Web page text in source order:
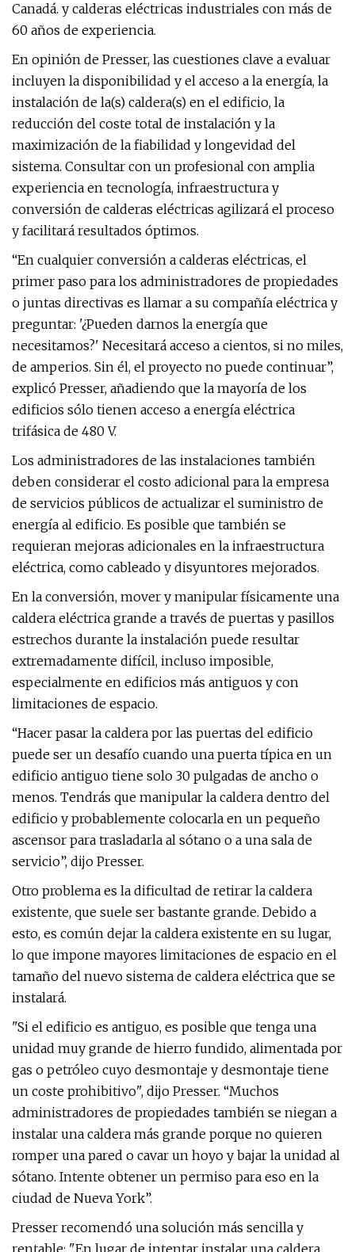
Canadá. y calderas eléctricas industriales con más de
60 años de experiencia.
En opinión de Presser, las cuestiones clave a evaluar
incluyen la disponibilidad y el acceso a la energía, la
instalación de la(s) caldera(s) en el edificio, la
reducción del coste total de instalación y la
maximización de la fiabilidad y longevidad del
sistema. Consultar con un profesional con amplia
experiencia en tecnología, infraestructura y
conversión de calderas eléctricas agilizará el proceso
y facilitará resultados óptimos.
“En cualquier conversión a calderas eléctricas, el
primer paso para los administradores de propiedades
o juntas directivas es llamar a su compañía eléctrica y
preguntar: '¿Pueden darnos la energía que
necesitamos?' Necesitará acceso a cientos, si no miles,
de amperios. Sin él, el proyecto no puede continuar”,
explicó Presser, añadiendo que la mayoría de los
edificios sólo tienen acceso a energía eléctrica
trifásica de 480 V.
Los administradores de las instalaciones también
deben considerar el costo adicional para la empresa
de servicios públicos de actualizar el suministro de
energía al edificio. Es posible que también se
requieran mejoras adicionales en la infraestructura
eléctrica, como cableado y disyuntores mejorados.
En la conversión, mover y manipular físicamente una
caldera eléctrica grande a través de puertas y pasillos
estrechos durante la instalación puede resultar
extremadamente difícil, incluso imposible,
especialmente en edificios más antiguos y con
limitaciones de espacio.
“Hacer pasar la caldera por las puertas del edificio
puede ser un desafío cuando una puerta típica en un
edificio antiguo tiene solo 30 pulgadas de ancho o
menos. Tendrás que manipular la caldera dentro del
edificio y probablemente colocarla en un pequeño
ascensor para trasladarla al sótano o a una sala de
servicio”, dijo Presser.
Otro problema es la dificultad de retirar la caldera
existente, que suele ser bastante grande. Debido a
esto, es común dejar la caldera existente en su lugar,
lo que impone mayores limitaciones de espacio en el
tamaño del nuevo sistema de caldera eléctrica que se
instalará.
"Si el edificio es antiguo, es posible que tenga una
unidad muy grande de hierro fundido, alimentada por
gas o petróleo cuyo desmontaje y desmontaje tiene
un coste prohibitivo", dijo Presser. “Muchos
administradores de propiedades también se niegan a
instalar una caldera más grande porque no quieren
romper una pared o cavar un hoyo y bajar la unidad al
sótano. Intente obtener un permiso para eso en la
ciudad de Nueva York”.
Presser recomendó una solución más sencilla y
rentable: "En lugar de intentar instalar una caldera